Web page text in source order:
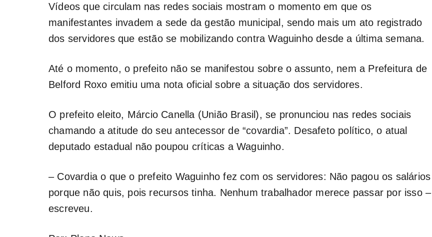
Vídeos que circulam nas redes sociais mostram o momento em que os
manifestantes invadem a sede da gestão municipal, sendo mais um ato registrado
dos servidores que estão se mobilizando contra Waguinho desde a última semana.
Até o momento, o prefeito não se manifestou sobre o assunto, nem a Prefeitura de
Belford Roxo emitiu uma nota oficial sobre a situação dos servidores.
O prefeito eleito, Márcio Canella (União Brasil), se pronunciou nas redes sociais
chamando a atitude do seu antecessor de “covardia”. Desafeto político, o atual
deputado estadual não poupou críticas a Waguinho.
– Covardia o que o prefeito Waguinho fez com os servidores: Não pagou os salários
porque não quis, pois recursos tinha. Nenhum trabalhador merece passar por isso –
escreveu.